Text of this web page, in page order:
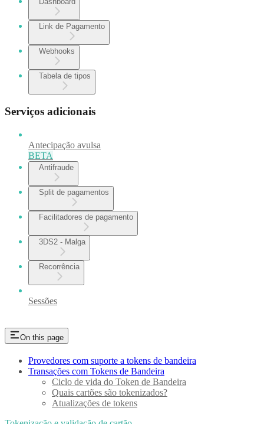
Link de Pagamento
Webhooks
Tabela de tipos
Serviços adicionais
Antecipação avulsa
BETA
Antifraude
Split de pagamentos
Facilitadores de pagamento
3DS2 - Malga
Recorrência
Sessões
On this page
Provedores com suporte a tokens de bandeira
Transações com Tokens de Bandeira
Ciclo de vida do Token de Bandeira
Quais cartões são tokenizados?
Atualizações de tokens